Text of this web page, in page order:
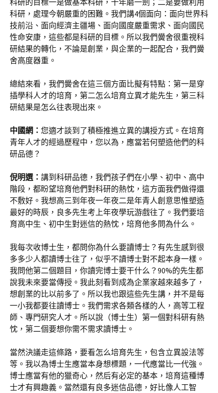
科研的目標一是做基本科研，十年磨一劍；二是要做利用
科研，處理今朝嚴重的困難。我們講4個面向：面向世界科
技前沿、面向經濟主疆場、面向國度嚴重需求、面向國民
性命安康，這些都是科研的目標。所以我們黌舍很重視科
研結果的轉化，不論是創業，與企業的一起配合，我們黌
舍高度器重。
總結來看，我們黌舍在這三個方面比擬有特點：第一是穿
插學科人才的培育，第二怎么培育立異才能先生，第三科
研結果是怎么往表現出來。
中國網： 您適才談到了積極推進立異的講授方式。在培育
青年人才的經過歷程中，您以為，應當若何塑造他們的科
研品德？
倪明選： 講到科研品德，我們孩子們在小學、初中、高中
階段，都盼望培育他們對科研的熱忱，這方面我們做得還
不敷好。我想高三到年夜一年夜二是年青人創意思惟塑造
最好的時辰，良多先生考上年夜學玩游戲往了。我們要培
育高中生、初中生對迷信的熱忱，培育他多問為什么。
我每次收博士生，都問你為什么要讀博士？有先生感到很
多多少人都讀博士往了，似乎不讀博士對不起本身一樣。
我問他第二個題目，你讀完博士要干什么？90%的先生都
說我未來要當傳授。我此刻看到成為企業家越來越多了，
想創業的比以前多了。所以我也跟這些先生講，并不是每
一小我都要往讀博士。我們需求各類各樣的人，高等工程
師、專門研究人才。所以說（博士生）第一個對科研有熱
忱，第二個要想你需不需求讀博士。
當然決議走這條路，要看怎么培育先生，包含立異設法等
等。我以為博士生應當本身想標題，一代應當比一代強。
博士應當有他的獵奇心，然后有必定的基本，培育這種博
士才有興趣義。當然還有良多迷信品德，好比像人工智